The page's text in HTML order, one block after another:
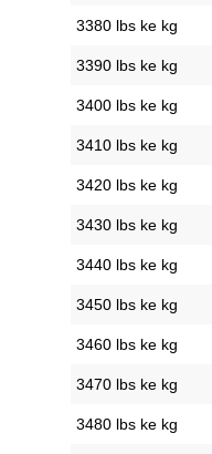
3380 lbs ke kg
3390 lbs ke kg
3400 lbs ke kg
3410 lbs ke kg
3420 lbs ke kg
3430 lbs ke kg
3440 lbs ke kg
3450 lbs ke kg
3460 lbs ke kg
3470 lbs ke kg
3480 lbs ke kg